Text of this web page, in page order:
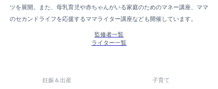
ツを展開。また、母乳育児や赤ちゃんがいる家庭のためのマネー講座、ママ
のセカンドライフを応援するママライター講座なども開催しています。
監修者一覧
ライター一覧
妊娠＆出産 子育て